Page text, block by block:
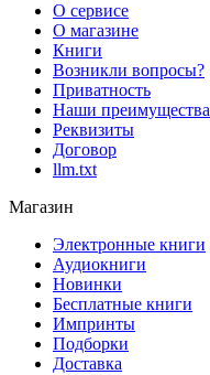
О сервисе
О магазине
Книги
Возникли вопросы?
Приватность
Наши преимущества
Реквизиты
Договор
llm.txt
Магазин
Электронные книги
Аудиокниги
Новинки
Бесплатные книги
Импринты
Подборки
Доставка